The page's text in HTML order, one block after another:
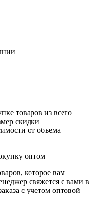
товаров из всего
скидки
от объема
оптом
которое вам
свяжется с вами в
с учетом оптовой